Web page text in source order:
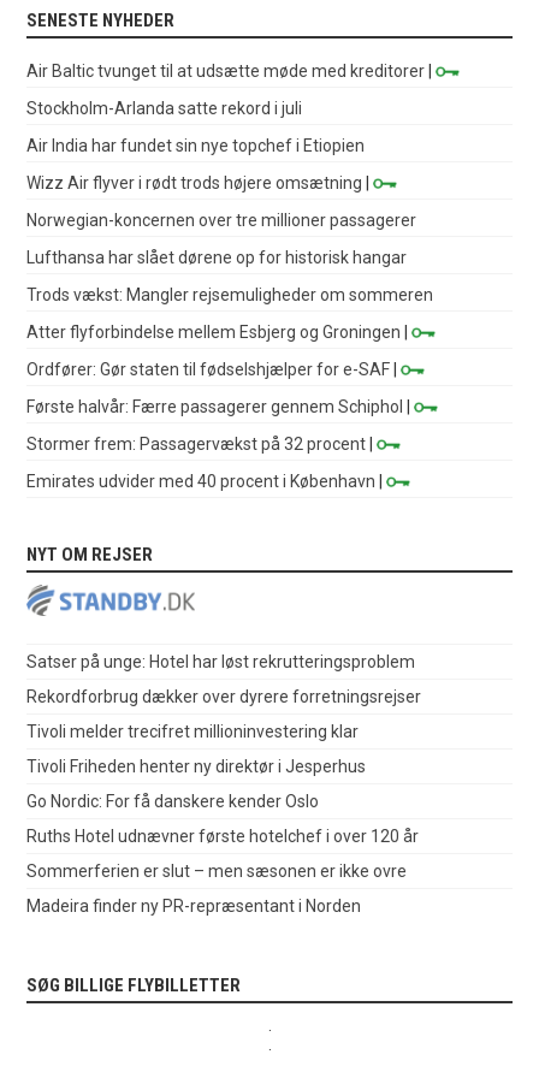
SENESTE NYHEDER
Air Baltic tvunget til at udsætte møde med kreditorer |
Stockholm-Arlanda satte rekord i juli
Air India har fundet sin nye topchef i Etiopien
Wizz Air flyver i rødt trods højere omsætning |
Norwegian-koncernen over tre millioner passagerer
Lufthansa har slået dørene op for historisk hangar
Trods vækst: Mangler rejsemuligheder om sommeren
Atter flyforbindelse mellem Esbjerg og Groningen |
Ordfører: Gør staten til fødselshjælper for e-SAF |
Første halvår: Færre passagerer gennem Schiphol
|
Stormer frem: Passagervækst på 32 procent |
Emirates udvider med 40 procent i København |
NYT OM REJSER
Satser på unge: Hotel har løst rekrutteringsproblem
Rekordforbrug dækker over dyrere forretningsrejser
Tivoli melder trecifret millioninvestering klar
Tivoli Friheden henter ny direktør i Jesperhus
Go Nordic: For få danskere kender Oslo
Ruths Hotel udnævner første hotelchef i over 120 år
Sommerferien er slut – men sæsonen er ikke ovre
Madeira finder ny PR-repræsentant i Norden
SØG BILLIGE FLYBILLETTER